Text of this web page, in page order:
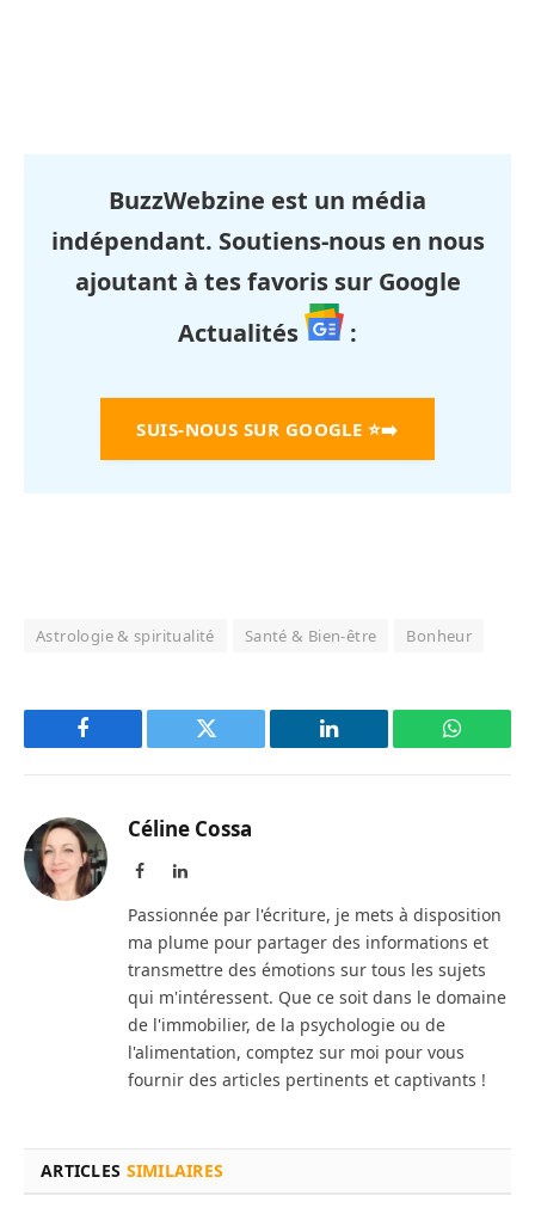
BuzzWebzine est un média
indépendant. Soutiens-nous en nous
ajoutant à tes favoris sur Google
Actualités
:
SUIS-NOUS SUR GOOGLE ⭐➡️
Astrologie & spiritualité Santé & Bien-être Bonheur
Facebook Twitter LinkedIn
Céline Cossa
FacebookLinkedIn
Passionnée par l'écriture, je mets à disposition
ma plume pour partager des informations et
transmettre des émotions sur tous les sujets
qui m'intéressent. Que ce soit dans le domaine
de l'immobilier, de la psychologie ou de
l'alimentation, comptez sur moi pour vous
fournir des articles pertinents et captivants !
ARTICLES SIMILAIRES